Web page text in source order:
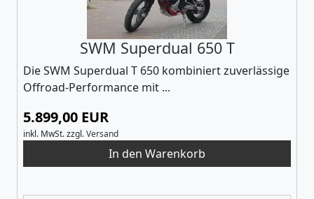
SWM Superdual 650 T
Die SWM Superdual T 650 kombiniert zuverlässige
Offroad-Performance mit ...
5.899,00 EUR
inkl. MwSt.zzgl.Versand